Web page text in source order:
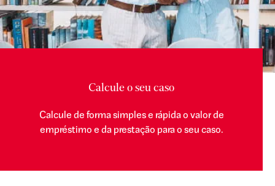
Calcule o seu caso
Calcule de forma simples e rápida o valor de
empréstimo e da prestação para o seu caso.